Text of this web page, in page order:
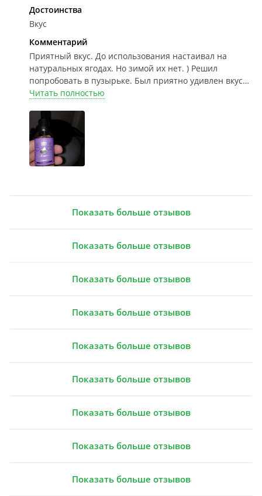
Достоинства
Вкус
Комментарий
Приятный вкус. До использования настаивал на
натуральных ягодах. Но зимой их нет. ) Решил
попробовать в пузырьке. Был приятно удивлен вкусу.
Супруге тоже понравилось. Дозировку произвожу
Читать полностью
Показать больше отзывов
Показать больше отзывов
Показать больше отзывов
Показать больше отзывов
Показать больше отзывов
Показать больше отзывов
Показать больше отзывов
Показать больше отзывов
Показать больше отзывов